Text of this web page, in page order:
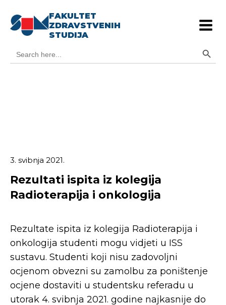
FAKULTET
ZDRAVSTVENIH
STUDIJA
for:
3. svibnja 2021.
Rezultati ispita iz kolegija
Radioterapija i onkologija
Rezultate ispita iz kolegija Radioterapija i
onkologija studenti mogu vidjeti u ISS
sustavu. Studenti koji nisu zadovoljni
ocjenom obvezni su zamolbu za poništenje
ocjene dostaviti u studentsku referadu u
utorak 4. svibnja 2021. godine najkasnije do